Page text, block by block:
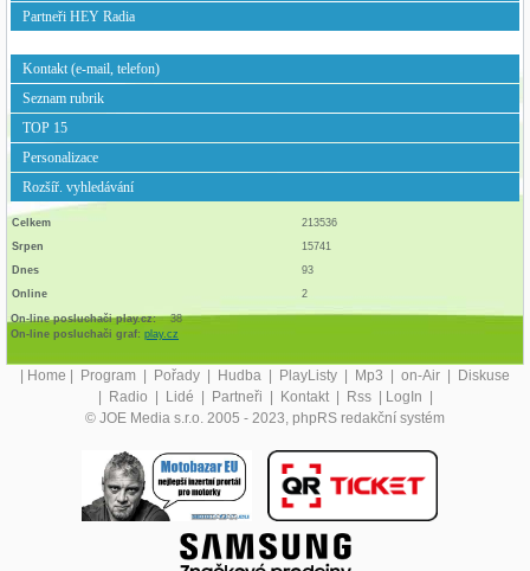
Partneři HEY Radia
Kontakt (e-mail, telefon)
Seznam rubrik
TOP 15
Personalizace
Rozšíř. vyhledávání
Celkem
213536
Srpen
15741
Dnes
93
Online
2
On-line posluchači play.cz:
38
On-line posluchači graf: play.cz
| Home | Program | Pořady | Hudba | PlayListy | Mp3 | on-Air | Diskuse
| Radio | Lidé | Partneři | Kontakt | Rss | LogIn |
© JOE Media s.r.o. 2005 - 2023, phpRS redakční systém